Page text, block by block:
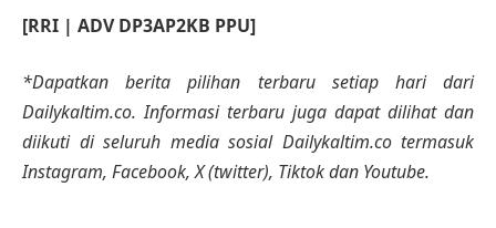
[RRI | ADV DP3AP2KB PPU]
*Dapatkan berita pilihan terbaru setiap hari dari
Dailykaltim.co. Informasi terbaru juga dapat dilihat dan
diikuti di seluruh media sosial Dailykaltim.co termasuk
Instagram, Facebook, X (twitter), Tiktok dan Youtube.